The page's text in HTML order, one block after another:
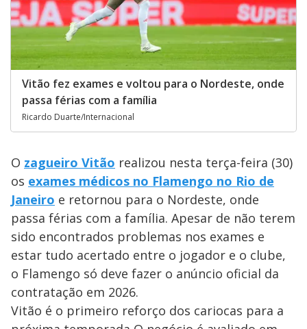
Vitão fez exames e voltou para o Nordeste, onde
passa férias com a família
Ricardo Duarte/Internacional
O zagueiro Vitão realizou nesta terça-feira (30)
os exames médicos no Flamengo no Rio de
Janeiro e retornou para o Nordeste, onde
passa férias com a família. Apesar de não terem
sido encontrados problemas nos exames e
estar tudo acertado entre o jogador e o clube,
o Flamengo só deve fazer o anúncio oficial da
contratação em 2026.
Vitão é o primeiro reforço dos cariocas para a